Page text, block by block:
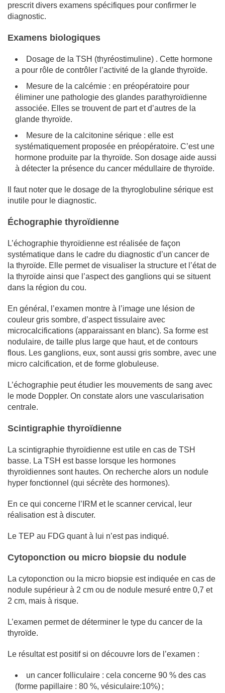
prescrit divers examens spécifiques pour confirmer le
diagnostic.
Examens biologiques
Dosage de la TSH (thyréostimuline) . Cette hormone
a pour rôle de contrôler l’activité de la glande thyroïde.
Mesure de la calcémie : en préopératoire pour
éliminer une pathologie des glandes parathyroïdienne
associée. Elles se trouvent de part et d’autres de la
glande thyroïde.
Mesure de la calcitonine sérique : elle est
systématiquement proposée en préopératoire. C’est une
hormone produite par la thyroïde. Son dosage aide aussi
à détecter la présence du cancer médullaire de thyroïde.
Il faut noter que le dosage de la thyroglobuline sérique est
inutile pour le diagnostic.
Échographie thyroïdienne
L’échographie thyroïdienne est réalisée de façon
systématique dans le cadre du diagnostic d’un cancer de
la thyroïde. Elle permet de visualiser la structure et l’état de
la thyroïde ainsi que l’aspect des ganglions qui se situent
dans la région du cou.
En général, l’examen montre à l’image une lésion de
couleur gris sombre, d’aspect tissulaire avec
microcalcifications (apparaissant en blanc). Sa forme est
nodulaire, de taille plus large que haut, et de contours
flous. Les ganglions, eux, sont aussi gris sombre, avec une
micro calcification, et de forme globuleuse.
L’échographie peut étudier les mouvements de sang avec
le mode Doppler. On constate alors une vascularisation
centrale.
Scintigraphie thyroïdienne
La scintigraphie thyroïdienne est utile en cas de TSH
basse. La TSH est basse lorsque les hormones
thyroïdiennes sont hautes. On recherche alors un nodule
hyper fonctionnel (qui sécrète des hormones).
En ce qui concerne l’IRM et le scanner cervical, leur
réalisation est à discuter.
Le TEP au FDG quant à lui n’est pas indiqué.
Cytoponction ou micro biopsie du nodule
La cytoponction ou la micro biopsie est indiquée en cas de
nodule supérieur à 2 cm ou de nodule mesuré entre 0,7 et
2 cm, mais à risque.
L’examen permet de déterminer le type du cancer de la
thyroïde.
Le résultat est positif si on découvre lors de l’examen :
un cancer folliculaire : cela concerne 90 % des cas
(forme papillaire : 80 %, vésiculaire:10%) ;